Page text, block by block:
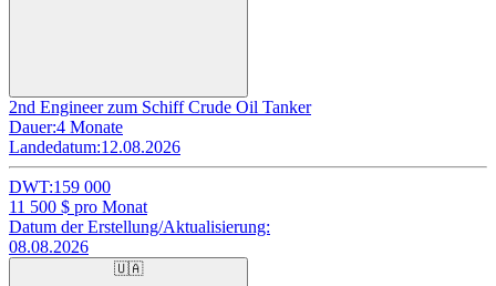
2nd Engineer zum Schiff Crude Oil Tanker
Dauer:4 Monate
Landedatum:12.08.2026
DWT:159 000
11 500 $ pro Monat
Datum der Erstellung/Aktualisierung:
08.08.2026
🇺🇦